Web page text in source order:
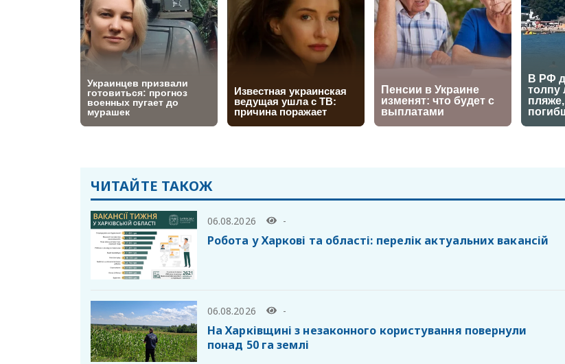
ЧИТАЙТЕ ТАКОЖ
06.08.2026 -
Робота у Харкові та області: перелік актуальних вакансій
06.08.2026 -
На Харківщині з незаконного користування повернули
понад 50 га землі